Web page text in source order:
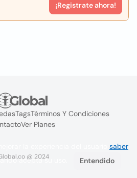
¡Registrate ahora!
TagsTérminos Y Condiciones
Ver Planes
@ 2024
saber
acepta su uso. Entendido